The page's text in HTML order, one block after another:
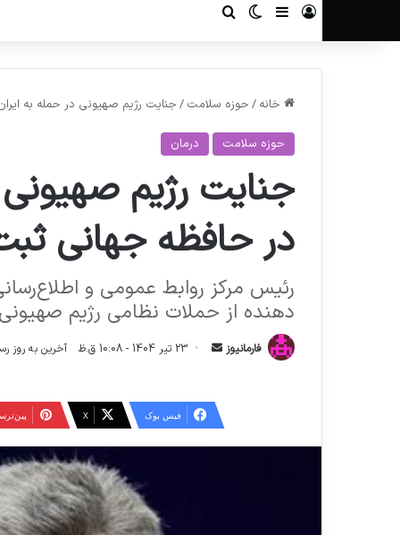
ورود سایدبارتغییر پوسته
خانه / حوزه سلامت / جنایت رژیم صهیونی در حمله به
حوزه سلامت درمان
جنایت رژیم صهیونی
در حافظه جهانی
رئیس مرکز روابط عمومی و
دهنده از حملات نظامی رژیم
فارمانیوز 23 تیر 1404 - 10:08 ق.ظ آخرین به روز رسانی: 23 تیر
فیس بوک X